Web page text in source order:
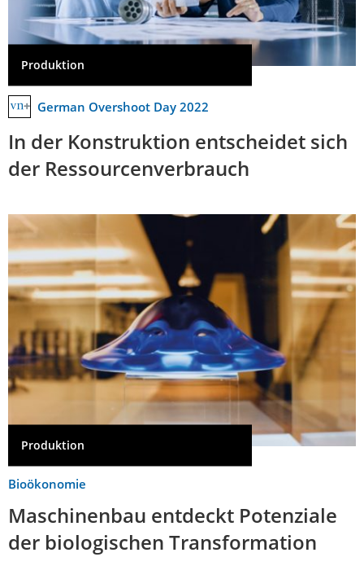
Produktion
German Overshoot Day 2022
In der Konstruktion entscheidet sich
der Ressourcenverbrauch
Produktion
Bioökonomie
Maschinenbau entdeckt Potenziale
der biologischen Transformation